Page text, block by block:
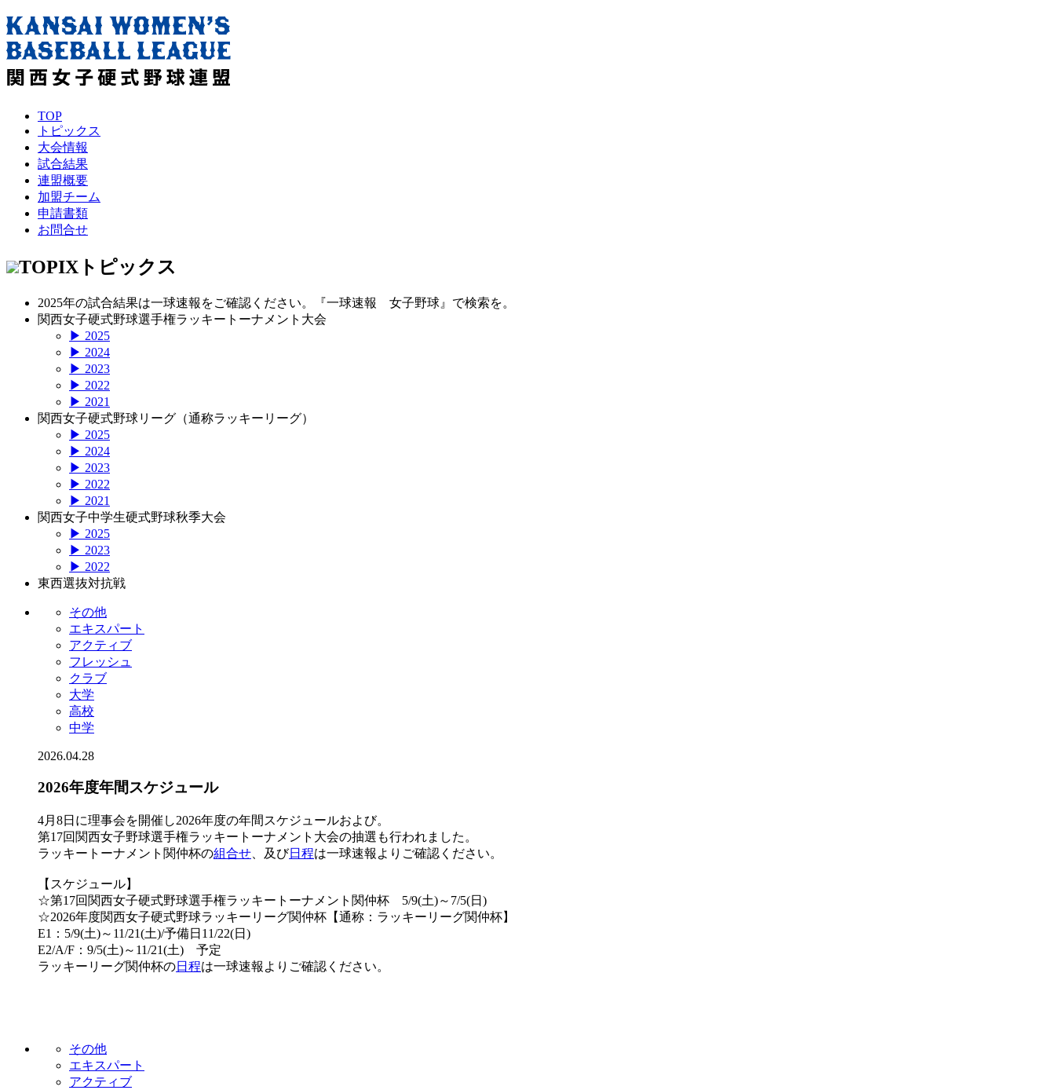
TOP
トピックス
大会情報
試合結果
連盟概要
加盟チーム
申請書類
お問合せ
TOPIX トピックス
2025年の試合結果は一球速報をご確認ください。『一球速報 女子野球』で検索を。
関西女子硬式野球選手権ラッキートーナメント大会
▶ 2025
▶ 2024
▶ 2023
▶ 2022
▶ 2021
関西女子硬式野球リーグ（通称ラッキーリーグ）
▶ 2025
▶ 2024
▶ 2023
▶ 2022
▶ 2021
関西女子中学生硬式野球秋季大会
▶ 2025
▶ 2023
▶ 2022
東西選抜対抗戦
その他
エキスパート
アクティブ
フレッシュ
クラブ
大学
高校
中学
2026.04.28
2026年度年間スケジュール
4月8日に理事会を開催し2026年度の年間スケジュールおよび。
第17回関西女子野球選手権ラッキートーナメント大会の抽選も行われました。
ラッキートーナメント関仲杯の組合せ 、及び日程は一球速報よりご確認ください。
【スケジュール】
☆第17回関西女子硬式野球選手権ラッキートーナメント関仲杯 5/9(土)～7/5(日)
☆2026年度関西女子硬式野球ラッキーリーグ関仲杯【通称：ラッキーリーグ関仲杯】
E1：5/9(土)～11/21(土)/予備日11/22(日)
E2/A/F：9/5(土)～11/21(土) 予定
ラッキーリーグ関仲杯の日程は一球速報よりご確認ください。
その他
エキスパート
アクティブ